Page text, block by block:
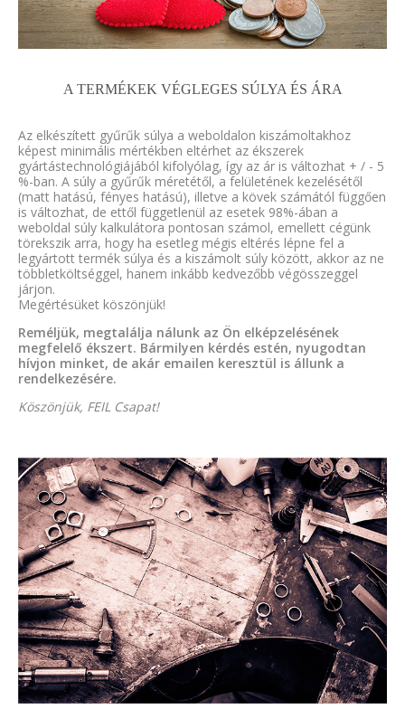
A TERMÉKEK VÉGLEGES SÚLYA ÉS ÁRA
Az elkészített gyűrűk súlya a weboldalon kiszámoltakhoz
képest minimális mértékben eltérhet az ékszerek
gyártástechnológiájából kifolyólag, így az ár is változhat + / - 5
%-ban. A súly a gyűrűk méretétől, a felületének kezelésétől
(matt hatású, fényes hatású), illetve a kövek számától függően
is változhat, de ettől függetlenül az esetek 98%-ában a
weboldal súly kalkulátora pontosan számol, emellett cégünk
törekszik arra, hogy ha esetleg mégis eltérés lépne fel a
legyártott termék súlya és a kiszámolt súly között, akkor az ne
többletköltséggel, hanem inkább kedvezőbb végösszeggel
járjon.
Megértésüket köszönjük!
Reméljük, megtalálja nálunk az Ön elképzelésének
megfelelő ékszert. Bármilyen kérdés estén, nyugodtan
hívjon minket, de akár emailen keresztül is állunk a
rendelkezésére.
Köszönjük, FEIL Csapat!